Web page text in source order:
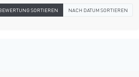
SORTIEREN NACH DATUM SORTIEREN